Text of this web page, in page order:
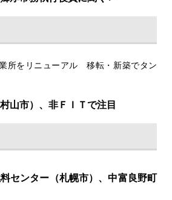
、ＣＯ ２からＬＰガスを製造する研究
した。
来ではなく、ＣＯ
製造技術とプロセス研究開発を行う
新エネルギー・産業技術総合開発機構
する「カーボンリサイクル・次世代火
様化に挑戦
所をリニューアル 移転・新築でタン
山市）、非ＦＩＴで注目
ラン「スローエナジープラ
センター（札幌市）、中富良野町